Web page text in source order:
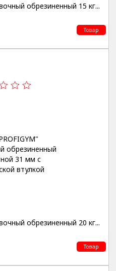
обрезиненный 15 кг...
Товар
обрезиненный 20 кг...
Товар